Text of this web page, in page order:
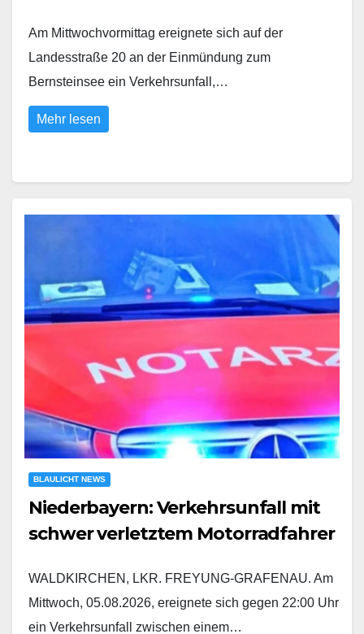
Am Mittwochvormittag ereignete sich auf der
Landesstraße 20 an der Einmündung zum
Bernsteinsee ein Verkehrsunfall,…
Mehr lesen
BLAULICHT NEWS
Niederbayern: Verkehrsunfall mit
schwer verletztem Motorradfahrer
WALDKIRCHEN, LKR. FREYUNG-GRAFENAU. Am
Mittwoch, 05.08.2026, ereignete sich gegen 22:00 Uhr
ein Verkehrsunfall zwischen einem…